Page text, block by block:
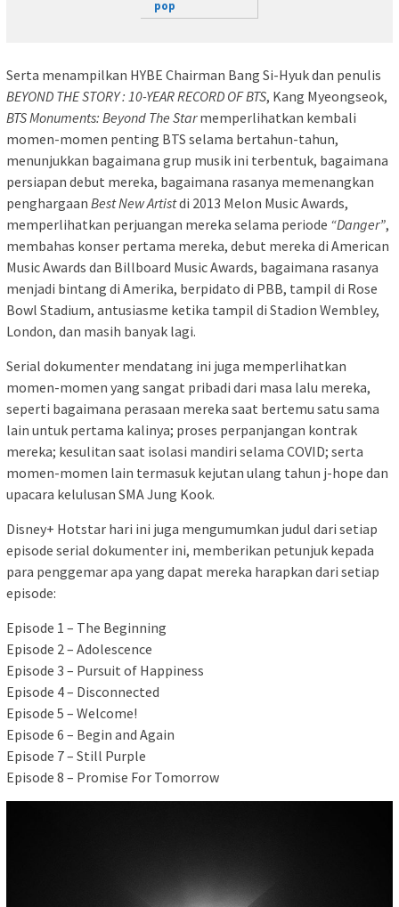
pop
Serta menampilkan HYBE Chairman Bang Si-Hyuk dan penulis
BEYOND THE STORY : 10-YEAR RECORD OF BTS, Kang Myeongseok,
BTS Monuments: Beyond The Starmemperlihatkan kembali
momen-momen penting BTS selama bertahun-tahun,
menunjukkan bagaimana grup musik ini terbentuk, bagaimana
persiapan debut mereka, bagaimana rasanya memenangkan
penghargaan Best New Artistdi 2013 Melon Music Awards,
memperlihatkan perjuangan mereka selama periode “Danger”,
membahas konser pertama mereka, debut mereka di American
Music Awards dan Billboard Music Awards, bagaimana rasanya
menjadi bintang di Amerika, berpidato di PBB, tampil di Rose
Bowl Stadium, antusiasme ketika tampil di Stadion Wembley,
London, dan masih banyak lagi.
Serial dokumenter mendatang ini juga memperlihatkan
momen-momen yang sangat pribadi dari masa lalu mereka,
seperti bagaimana perasaan mereka saat bertemu satu sama
lain untuk pertama kalinya; proses perpanjangan kontrak
mereka; kesulitan saat isolasi mandiri selama COVID; serta
momen-momen lain termasuk kejutan ulang tahun j-hope dan
upacara kelulusan SMA Jung Kook.
Disney+ Hotstar hari ini juga mengumumkan judul dari setiap
episode serial dokumenter ini, memberikan petunjuk kepada
para penggemar apa yang dapat mereka harapkan dari setiap
episode:
Episode 1 – The Beginning
Episode 2 – Adolescence
Episode 3 – Pursuit of Happiness
Episode 4 – Disconnected
Episode 5 – Welcome!
Episode 6 – Begin and Again
Episode 7 – Still Purple
Episode 8 – Promise For Tomorrow